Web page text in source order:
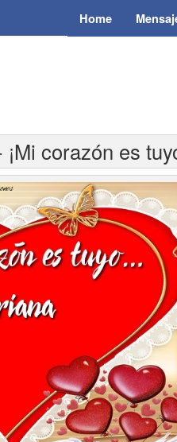
Home
corazón es